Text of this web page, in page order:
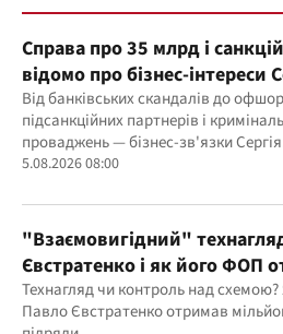
Справа про 35 млрд і
відомо про бізнес-інтереси
"Родовід Банку" до
Від банківських скандалів до
підсанкційних партнерів і
проваджень — бізнес-зв'язки Сергія
Дядечка й досі простягаються через
5.08.2026 08:00
"Взаємовигідний"
Євстратенко і як його ФОП
бюджетних мільйонів?
Технагляд чи контроль над схемою?
Павло Євстратенко отримав